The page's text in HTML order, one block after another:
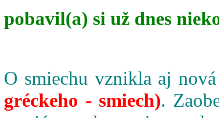
pobavil(a) si už dnes
O smiechu vznikla aj
gréckeho - smiech).